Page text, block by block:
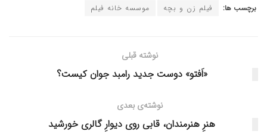
برچسب ها: فیلم زن و بچه موسسه خانه فیلم
نوشته قبلی
«اَفتو» دوست جدید رامبد جوان کیست؟
نوشته‌ی بعدی
هنرِ هنرمندان، قابی روی دیوارِ گالری خورشید